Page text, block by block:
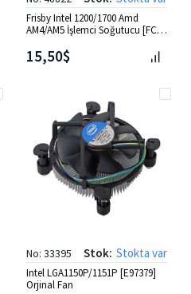
Frisby Intel 1200/1700 Amd
AM4/AM5 İşlemci Soğutucu [FCL-
15,50$
No: 33395 Stok: Stokta var
Intel LGA1150P/1151P [E97379]
Orjinal Fan